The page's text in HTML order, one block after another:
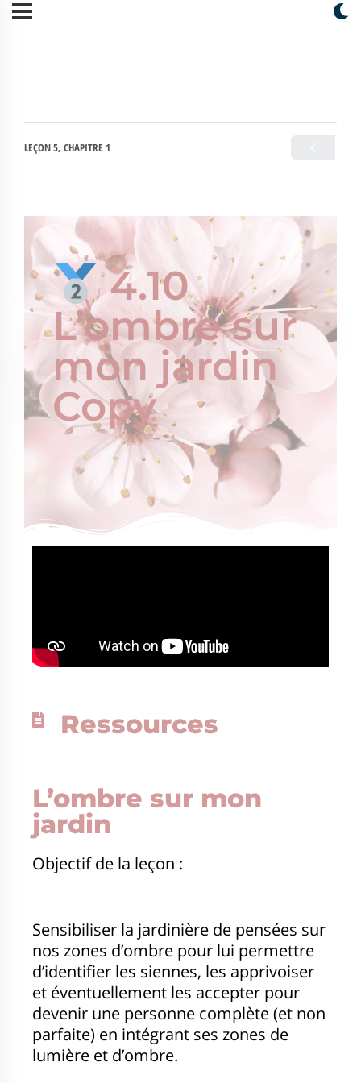
LEÇON 5, CHAPITRE 1
4.10
L’ombre sur
mon jardin
Copy
Ressources
L’ombre sur mon
jardin
Objectif de la leçon :
Sensibiliser la jardinière de pensées sur
nos zones d’ombre pour lui permettre
d’identifier les siennes, les apprivoiser
et éventuellement les accepter pour
devenir une personne complète (et non
parfaite) en intégrant ses zones de
lumière et d’ombre.